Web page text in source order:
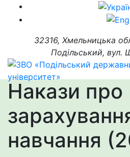
32316, Хмельницька
Подільський, вул.
Накази про
навчання